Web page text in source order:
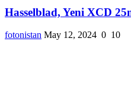
Hasselblad, Yeni XCD
fotonistan May 12, 2024 0 10